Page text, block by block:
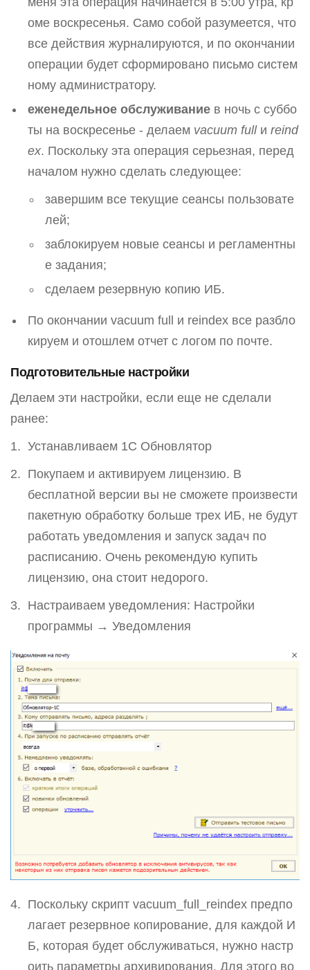
оме воскресенья. Само собой разумеется, что
все действия журналируются, и по окончании
операции будет сформировано письмо систем
ному администратору.
еженедельное обслуживание в ночь с суббо
ты на воскресенье - делаем vacuum fullи reind
ex. Поскольку эта операция серьезная, перед
началом нужно сделать следующее:
завершим все текущие сеансы пользовате
лей;
заблокируем новые сеансы и регламентны
е задания;
сделаем резервную копию ИБ.
По окончании vacuum full и reindex все разбло
кируем и отошлем отчет с логом по почте.
Подготовительные настройки
Делаем эти настройки, если еще не сделали
ранее:
Устанавливаем 1С Обновлятор
Покупаем и активируем лицензию. В
бесплатной версии вы не сможете произвести
пакетную обработку больше трех ИБ, не будут
работать уведомления и запуск задач по
расписанию. Очень рекомендую купить
лицензию, она стоит недорого.
Настраиваем уведомления: Настройки
программы → Уведомления
Поскольку скрипт vacuum_full_reindex предпо
лагает резервное копирование, для каждой И
Б, которая будет обслуживаться, нужно настр
оить параметры архивирования. Для этого во